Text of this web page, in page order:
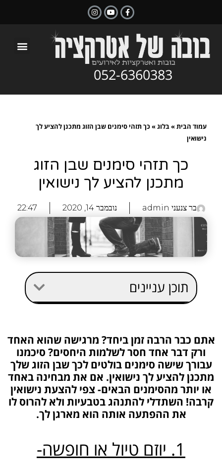
052-6360383
עמוד הבית»בלוג»כך תזהי סימנים שבן הזוג מתכנן להציע לך
נישואין
כך תזהי סימנים שבן הזוג
מתכנן להציע לך נישואין
בר צנעני נובמבר 14, 2020 22:47
תוכן עניינים
אתם כבר הרבה זמן ביחד? מרגישה שהוא האחד
ורק דבר אחד חסר לשלמות היחסים? סיכמנו
עבורך שישה סימנים בולטים לכך שבן הזוג שלך
מתכנן להציע לך נישואין. אם את מבחינה באחד
או יותר מהסימנים הבאים- צפי להצעת נישואין
קרבה! השתדלי להתנהג בטבעיות ולא להרוס לו
את ההפתעה אותה הוא מארגן לך.
1. יוזם טיול או חופשה-